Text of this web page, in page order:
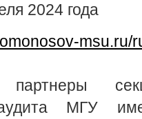
2024 года
msu.ru/
партнеры
аудита МГУ